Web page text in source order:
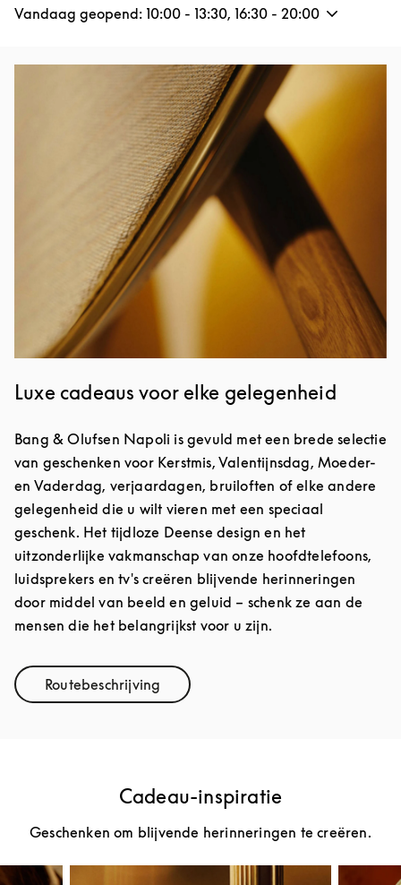
Vandaag geopend: 10:00 - 13:30, 16:30 - 20:00
Afbeelding van evenement
Luxe cadeaus voor elke gelegenheid
Bang & Olufsen Napoli is gevuld met een brede selectie
van geschenken voor Kerstmis, Valentijnsdag, Moeder-
en Vaderdag, verjaardagen, bruiloften of elke andere
gelegenheid die u wilt vieren met een speciaal
geschenk. Het tijdloze Deense design en het
uitzonderlijke vakmanschap van onze hoofdtelefoons,
luidsprekers en tv's creëren blijvende herinneringen
door middel van beeld en geluid – schenk ze aan de
mensen die het belangrijkst voor u zijn.
RoutebeschrijvingLink Opens in New Tab
Cadeau-inspiratie
Geschenken om blijvende herinneringen te creëren.